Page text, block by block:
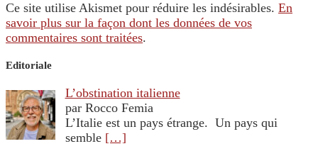
Ce site utilise Akismet pour réduire les indésirables. En
savoir plus sur la façon dont les données de vos
commentaires sont traitées.
Editoriale
L’obstination italienne
par Rocco Femia
L’Italie est un pays étrange. Un pays qui
semble […]